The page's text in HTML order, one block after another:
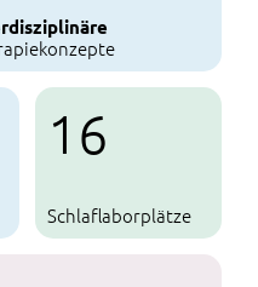
16
Schlaflabor­plätze